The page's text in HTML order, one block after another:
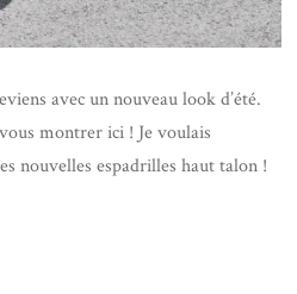
avec un nouveau look d’été.
montrer ici ! Je voulais
nouvelles espadrilles haut talon !